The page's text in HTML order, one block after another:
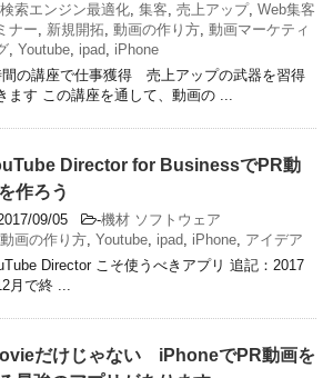
検索エンジン最適化, 集客, 売上アップ, Web集客
ナー, 新規開拓, 動画の作り方, 動画マーケティ
, Youtube, ipad, iPhone
間の講座で仕事獲得 売上アップの武器を習得
ます この講座を通して、動画の ...
Director for BusinessでPR動
作ろう
09/05 -機材 ソフトウェア
動画の作り方, Youtube, ipad, iPhone, アイデア
Director こそ使うべきアプリ 追記：2017
月で終 ...
だけじゃない iPhoneでPR動画を